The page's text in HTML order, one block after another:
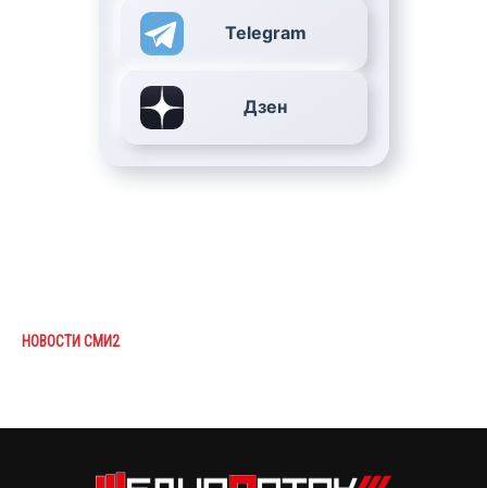
Telegram
Дзен
НОВОСТИ СМИ2